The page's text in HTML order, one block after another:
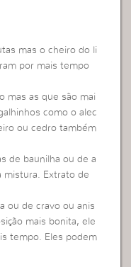
mas o cheiro do li
por mais tempo
mas as que são mai
como o alec
ou cedro também
de baunilha ou de a
mistura. Extrato de
ou de cravo ou anis
mais bonita, ele
tempo. Eles podem